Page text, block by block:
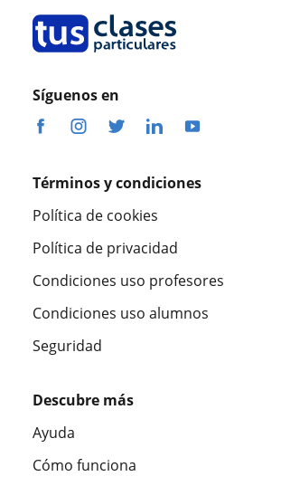
Síguenos en
Términos y condiciones
Política de cookies
Política de privacidad
Condiciones uso profesores
Condiciones uso alumnos
Seguridad
Descubre más
Ayuda
Cómo funciona